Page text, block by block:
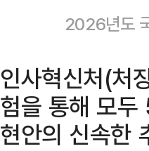
2026년도
인사혁신처(처
험을 통해 모
현안의 신속한